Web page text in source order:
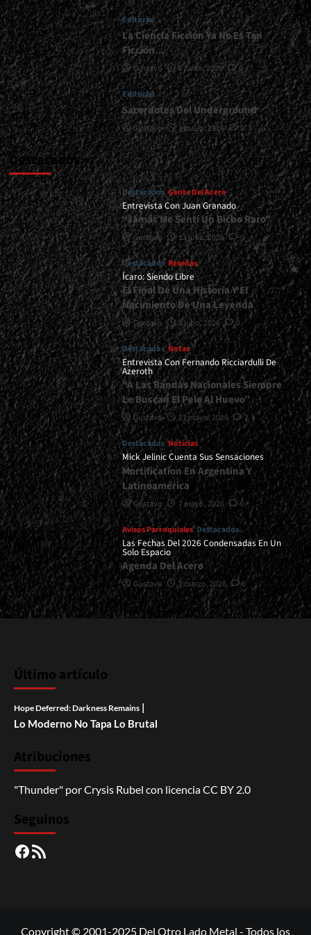
<div>El
Regreso
De
Un
Clásico</div>
Editorial
La Ciencia Ficción Ya No Es Tan
Ficción…
Gustavo 1 junio, 2026 0
Editorial
Sacerdotes Del Underground
Gustavo 1 mayo, 2026 0
Destacados
Destacados Gente Del Acero
Entrevista Con Juan Granado
“Jamás Me Sentí Un Bicho Raro”
Gustavo 13 julio, 2026 0
Destacados Reseñas
Ícaro: Siendo Libre
El Final De Una Historia Y El
Nacimiento De Una Leyenda
Gustavo 8 julio, 2026 0
Destacados Notas
Entrevista Con Fernando Ricciardulli De
Azeroth
“A Las Bandas Nacionales Siempre
Le Buscan El Pelo Al Huevo”
Gustavo 21 mayo, 2026 2
Destacados Noticias
Mick Jelinic Cuenta Sus Sensaciones
Mortification En Argentina Y
Latinoamérica
Gustavo 7 mayo, 2026 0
Avisos Parroquiales Destacados
Las Fechas Del 2026 Condensadas En Un
Solo Espacio
Agenda Del Acero
Gustavo 2 marzo, 2026 0
Último artículo
Hope Deferred: Darkness Remains |
Lo Moderno No Tapa Lo Brutal
Atribuciones
"Thunder" porCrysis Rubel con licenciaCC BY 2.0
Seguinos
Facebook
RSS
Copyright © 2001-2025 Del Otro Lado Metal - Todos los